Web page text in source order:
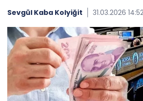
Sevgül Kaba Kolyiğit 31.03.2026